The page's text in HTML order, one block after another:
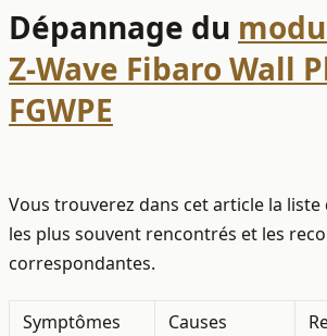
Dépannage du
Z-Wave Fibaro Wall
FGWPE
Vous trouverez dans cet article la liste
les plus souvent rencontrés et les
correspondantes.
Symptômes Causes